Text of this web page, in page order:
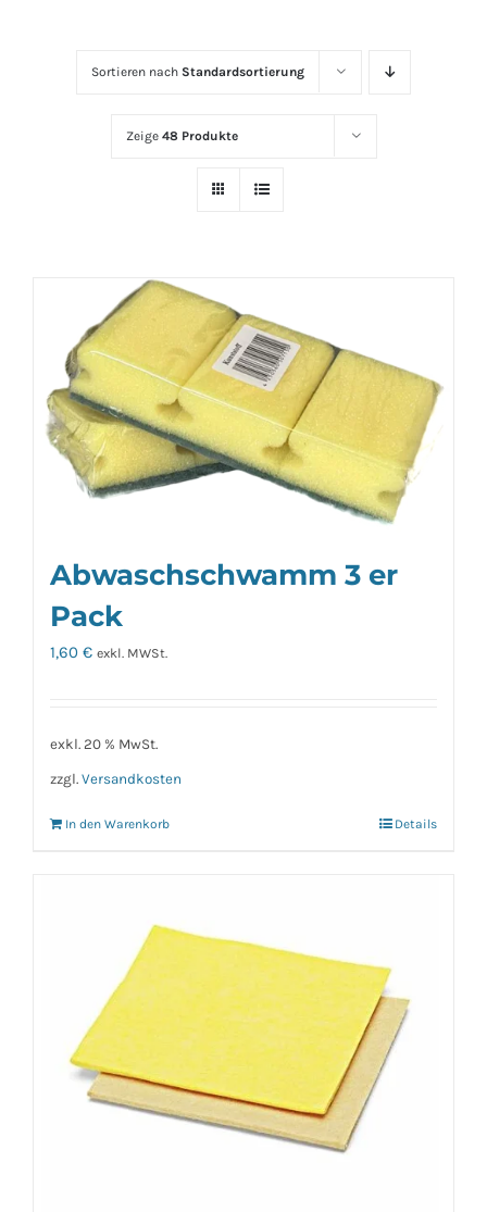
Sortieren nach Standardsortierung
Zeige 48 Produkte
Abwaschschwamm 3 er
Pack
1,60 € exkl. MWSt.
exkl. 20 % MwSt.
zzgl. Versandkosten
In den Warenkorb Details